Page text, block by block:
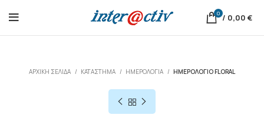
0 / 0,00 €
ΑΡΧΙΚΉ ΣΕΛΊΔΑ ΚΑΤΆΣΤΗΜΑ ΗΜΕΡΟΛΟΓΙΑ ΗΜΕΡΟΛΌΓΙΟ FLORAL